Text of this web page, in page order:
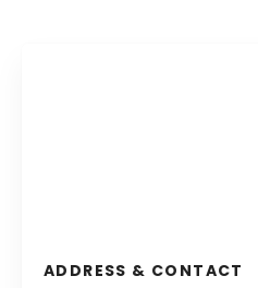
ADDRESS & CONTACT